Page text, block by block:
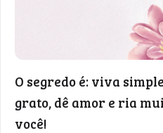
O segredo é: viva
grato, dê amor e ria
você!